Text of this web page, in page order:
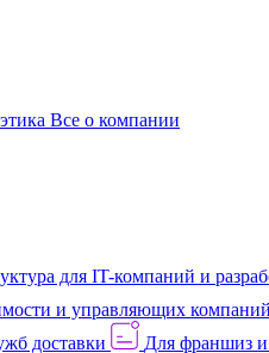
Все о компании
для IT-компаний и
и управляющих компаний
доставки Для франшиз и